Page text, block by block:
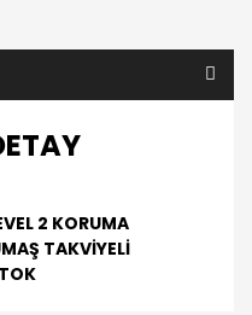
2 KORUMA
TAKVİYELİ